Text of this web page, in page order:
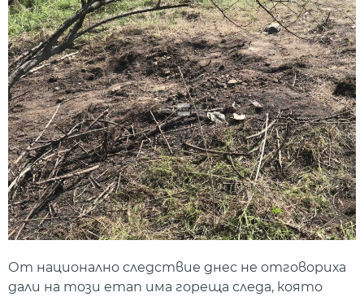
От национално следствие днес не отговориха
дали на този етап има гореща следа, която